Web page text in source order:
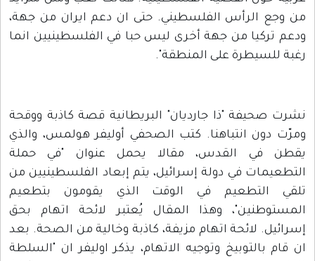
من وجع الرأس الفلسطيني. حتى ان دعم ايران من جهة،
ودعم تركيا من جهة أخرى ليس حبا في الفلسطينيين انما
رغبة للسيطرة على المنطقة".
نشرت صحيفة "ذا جارديان" البريطانية قصة كاذبة ووقحة
ومرّت دون انتباهنا. كتب الصحفي أوليفر هولمس، والذي
يقطن في القدس، مقالا يحمل عنوان "في حملة
التطعيمات في دولة إسرائيل، يتم إبعاد الفلسطينيين من
تلقي التطعيم في الوقت الذي يقومون بتطعيم
المستوطنين"، وهذا المقال يُعتبر لائحة اتهام بحق
إسرائيل. لائحة اتهام مزيفة، كاذبة وخالية من الصحة. بعد
ان قام بالتوبيخ وتوجيه الاتهام، يذكر اوليفر ان "السلطة